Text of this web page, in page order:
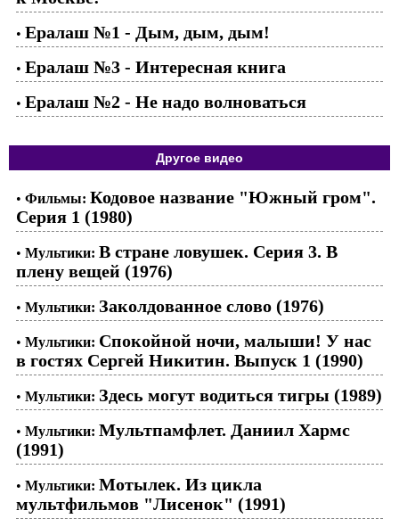
• Ералаш №1 - Дым, дым, дым!
• Ералаш №3 - Интересная книга
• Ералаш №2 - Не надо волноваться
Другое видео
• Фильмы: Кодовое название "Южный гром".
Серия 1 (1980)
• Мультики: В стране ловушек. Серия 3. В
плену вещей (1976)
• Мультики: Заколдованное слово (1976)
• Мультики: Спокойной ночи, малыши! У нас
в гостях Сергей Никитин. Выпуск 1 (1990)
• Мультики: Здесь могут водиться тигры (1989)
• Мультики: Мультпамфлет. Даниил Хармс
(1991)
• Мультики: Мотылек. Из цикла
мультфильмов "Лисенок" (1991)